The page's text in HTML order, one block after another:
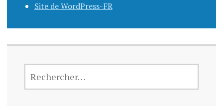
Site de WordPress-FR